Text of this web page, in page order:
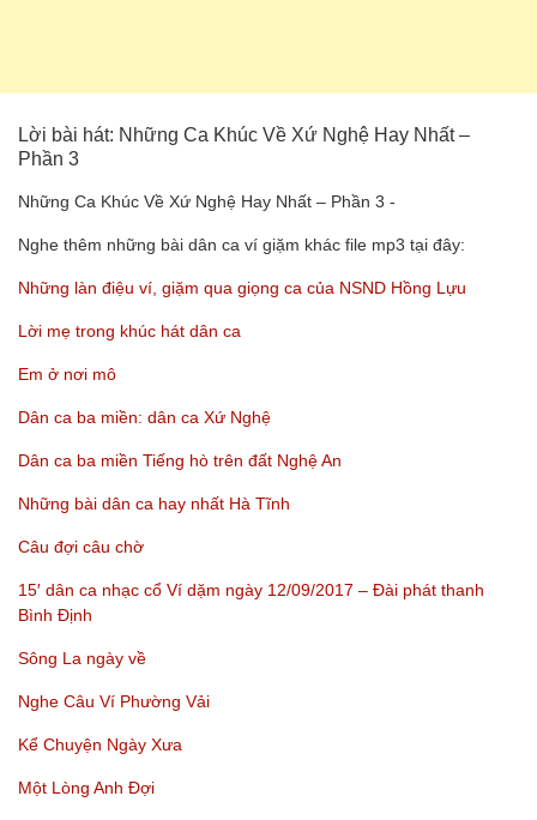
Lời bài hát: Những Ca Khúc Về Xứ Nghệ Hay Nhất –
Phần 3
Những Ca Khúc Về Xứ Nghệ Hay Nhất – Phần 3 -
Nghe thêm những bài dân ca ví giặm khác file mp3 tại đây:
Những làn điệu ví, giặm qua giọng ca của NSND Hồng Lựu
Lời mẹ trong khúc hát dân ca
Em ở nơi mô
Dân ca ba miền: dân ca Xứ Nghệ
Dân ca ba miền Tiếng hò trên đất Nghệ An
Những bài dân ca hay nhất Hà Tĩnh
Câu đợi câu chờ
15′ dân ca nhạc cổ Ví dặm ngày 12/09/2017 – Đài phát thanh
Bình Định
Sông La ngày về
Nghe Câu Ví Phường Vải
Kể Chuyện Ngày Xưa
Một Lòng Anh Đợi